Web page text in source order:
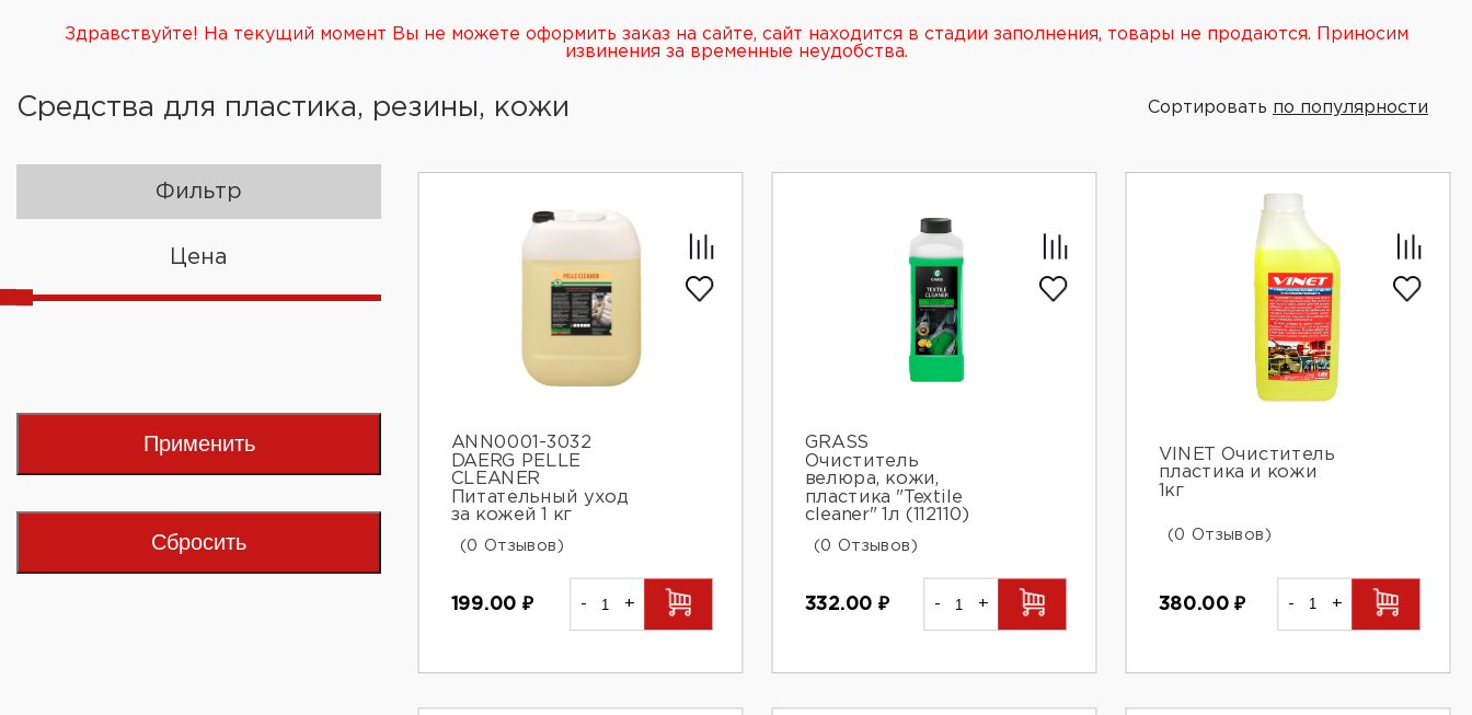
Здравствуйте! На текущий момент Вы не можете оформить заказ на сайте, сайт находится в стадии заполнения, товары не продаются. Приносим
извинения за временные неудобства.
Средства для пластика, резины, кожи Сортировать по популярности
Фильтр
Цена
Применить
Сбросить
ANN0001-3032
DAERG PELLE
CLEANER
Питательный уход
за кожей 1 кг
(0 Отзывов)
199.00 ₽ - +
GRASS
Очиститель
велюра, кожи,
пластика "Textile
cleaner" 1л (112110)
(0 Отзывов)
332.00 ₽ - +
VINET Очиститель
пластика и кожи
1кг
(0 Отзывов)
380.00₽ - +